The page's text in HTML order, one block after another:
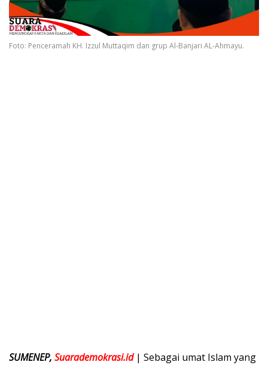
Foto: Penceramah KH. Izzul Muttaqim dan grup Al-Banjari AL-Ahmayu.
SUMENEP, Suarademokrasi.id| Sebagai umat Islam yang